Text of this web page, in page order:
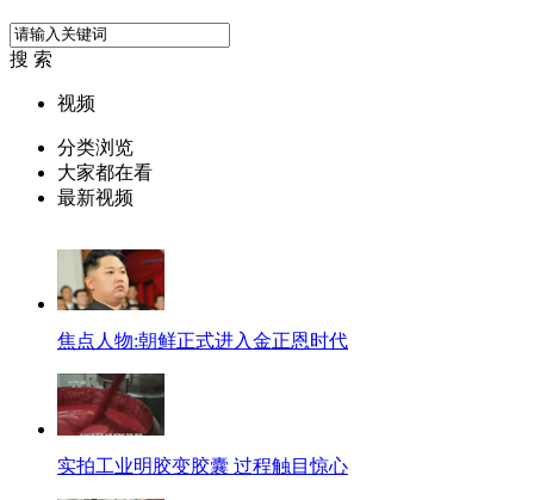
搜 索
视频
分类浏览
大家都在看
最新视频
焦点人物:朝鲜正式进入金正恩时代
实拍工业明胶变胶囊 过程触目惊心